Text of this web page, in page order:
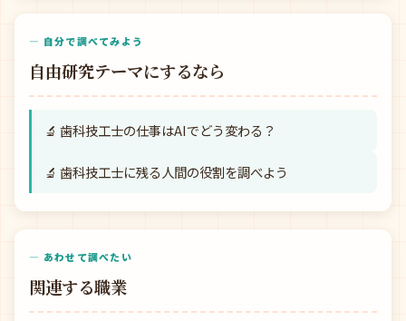
— 自分で調べてみよう
自由研究テーマにするなら
🔬 歯科技工士の仕事はAIでどう変わる？
🔬 歯科技工士に残る人間の役割を調べよう
— あわせて調べたい
関連する職業